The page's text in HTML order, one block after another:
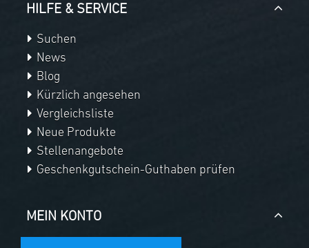
HILFE & SERVICE
Suchen
News
Blog
Kürzlich angesehen
Vergleichsliste
Neue Produkte
Stellenangebote
Geschenkgutschein-Guthaben prüfen
MEIN KONTO